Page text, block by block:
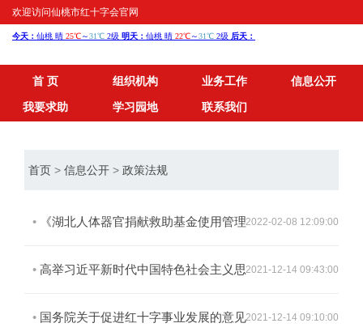
欢迎访问仙桃市红十字会官网
首 页 组织机构 业务工作
信息公开
我要求助
学习园地 联系我们
首页 > 信息公开 > 政策法规
• 《湖北人体器官捐献救助基金使用管理
办法（试行）》实施细则（暂行）
2022-02-08 12:09:00
• 高举习近平新时代中国特色社会主义思
想伟大旗帜 奋力开创中国特色红十字事业
2021-12-14 09:43:00
• 国务院关于促进红十字事业发展的意见2021-12-14 09:10:00